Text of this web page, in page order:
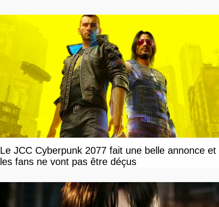
Le JCC Cyberpunk 2077 fait une belle annonce et
les fans ne vont pas être déçus